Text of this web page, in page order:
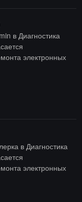
в Диагностика
электронных
в Диагностика
электронных